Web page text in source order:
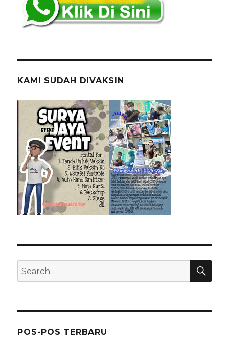
Jakarta
KAMI SUDAH DIVAKSIN
Search
for:
POS-POS TERBARU